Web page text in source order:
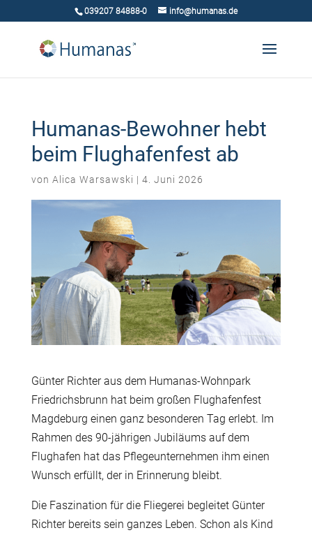
039207 84888-0 info@humanas.de
Humanas-Bewohner hebt
beim Flughafenfest ab
von Alica Warsawski | 4. Juni 2026
Günter Richter aus dem Humanas-Wohnpark
Friedrichsbrunn hat beim großen Flughafenfest
Magdeburg einen ganz besonderen Tag erlebt. Im
Rahmen des 90-jährigen Jubiläums auf dem
Flughafen hat das Pflegeunternehmen ihm einen
Wunsch erfüllt, der in Erinnerung bleibt.
Die Faszination für die Fliegerei begleitet Günter
Richter bereits sein ganzes Leben. Schon als Kind